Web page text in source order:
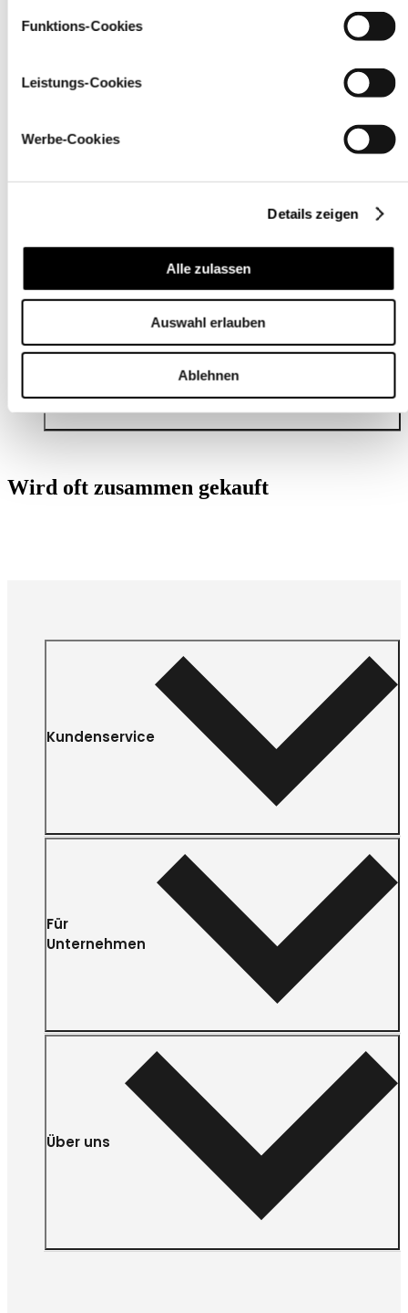
Funktions-Cookies
Leistungs-Cookies
Werbe-Cookies
Details zeigen
Alle zulassen
Auswahl erlauben
Ablehnen
Pflegehinweise
Wird oft zusammen gekauft
Kundenservice
Für
Unternehmen
Über uns